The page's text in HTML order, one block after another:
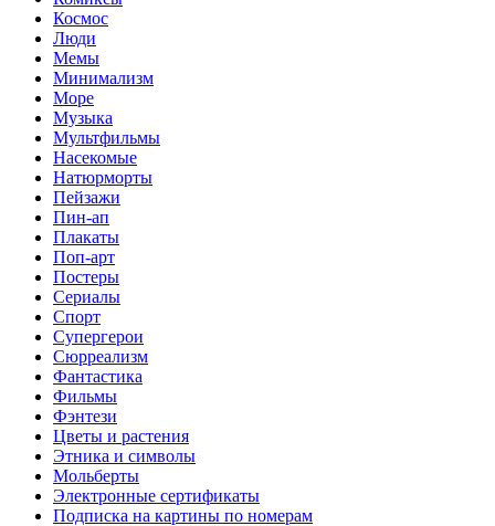
Космос
Люди
Мемы
Минимализм
Море
Музыка
Мультфильмы
Насекомые
Натюрморты
Пейзажи
Пин-ап
Плакаты
Поп-арт
Постеры
Сериалы
Спорт
Супергерои
Сюрреализм
Фантастика
Фильмы
Фэнтези
Цветы и растения
Этника и символы
Мольберты
Электронные сертификаты
Подписка на картины по номерам